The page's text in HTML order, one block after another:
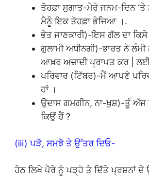
ਤੋਹਫ਼ਾ ਸੁਗਾਤ-ਮੇਰੇ ਜਨਮ-ਦਿਨ ‘ਤੇ
ਮੈਨੂੰ ਇਕ ਤੋਹਫ਼ਾ ਭੇਜਿਆ ।.
ਭੇਤ ਜਾਣਕਾਰੀ)-ਇਸ ਗੱਲ ਦਾ
ਗੁਲਾਮੀ ਅਧੀਨਗੀ)-ਭਾਰਤ ਨੇ
ਆਖ਼ਰ ਅਜ਼ਾਦੀ ਪ੍ਰਾਪਤ ਕਰ |
ਪਰਿਵਾਰ (ਟਿੱਬਰ)-ਮੈਂ ਆਪਣੇ
ਹਾਂ ।
ਉਦਾਸ ਗਮਗੀਨ, ਨਾ-ਖੁਸ਼)-ਤੂੰ ਅੱਜ
ਕਿਉਂ ਹੈਂ ?
(iii) ਪੜੋ, ਸਮਝੋ ਤੇ ਉੱਤਰ ਦਿਓ-
ਹੇਠ ਲਿਖੇ ਪੈਰੇ ਨੂੰ ਪੜ੍ਹੋ ਤੇ ਦਿੱਤੇ ਪ੍ਰਸ਼ਨਾਂ ਦੇ